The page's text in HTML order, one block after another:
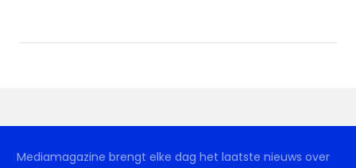
Mediamagazine brengt elke dag het laatste nieuws over